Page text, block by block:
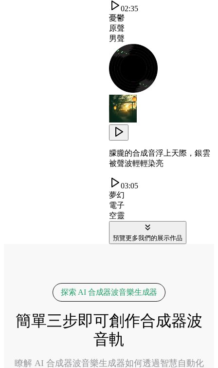
02:35
憂鬱
原聲
男聲
朦朧的合成音浮上天際，銀雲
被聲波輕輕染亮
03:05
夢幻
電子
空靈
預覽更多我們的展示作品
探索 AI 合成器波音樂生成器
簡單三步即可創作合成器波
音軌
瞭解 AI 合成器波音樂生成器如何透過智慧自動化